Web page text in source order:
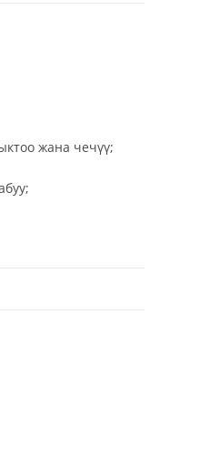
жана чечүү;